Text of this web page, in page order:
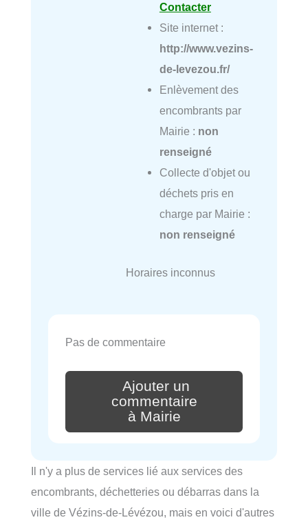
Contacter
Site internet :
http://www.vezins-
de-levezou.fr/
Enlèvement des
encombrants par
Mairie : non
renseigné
Collecte d'objet ou
déchets pris en
charge par Mairie :
non renseigné
Horaires inconnus
Pas de commentaire
Ajouter un
commentaire
à Mairie
Il n'y a plus de services lié aux services des
encombrants, déchetteries ou débarras dans la
ville de Vézins-de-Lévézou, mais en voici d'autres